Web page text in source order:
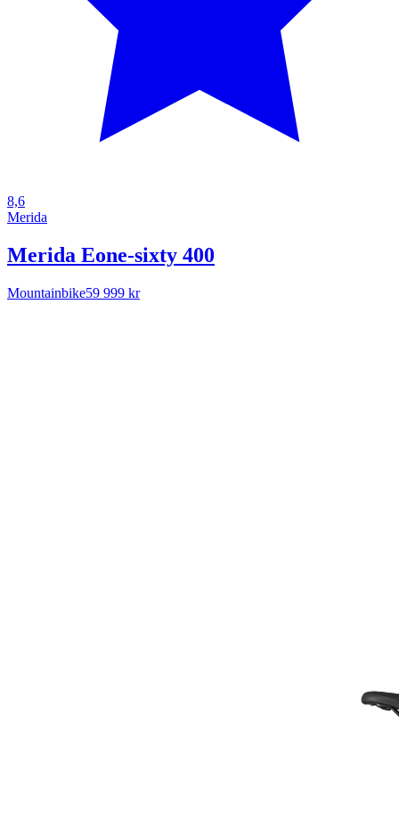
8,6
Merida
Merida Eone-sixty 400
Mountainbike59 999 kr